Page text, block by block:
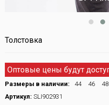
Толстовка
Оптовые цены будут
Размеры в наличии: 44 46 48
Артикул: SLI902931